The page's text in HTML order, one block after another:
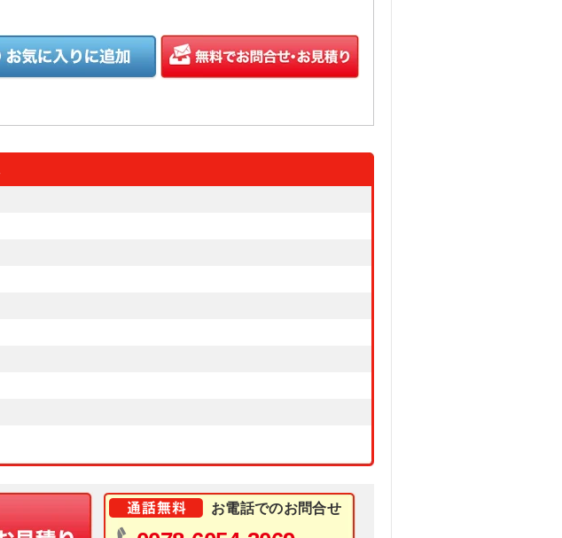
お電話でのお問合せ